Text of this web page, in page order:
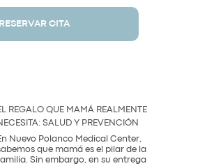
RESERVAR CITA
REGALO QUE MAMÁ REALMENTE
SALUD Y PREVENCIÓN
Nuevo Polanco Medical Center,
que mamá es el pilar de la
Sin embargo, en su entrega